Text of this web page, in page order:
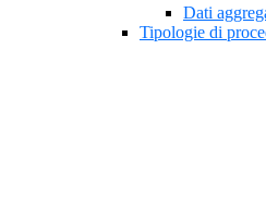
Dati
Tipologie di